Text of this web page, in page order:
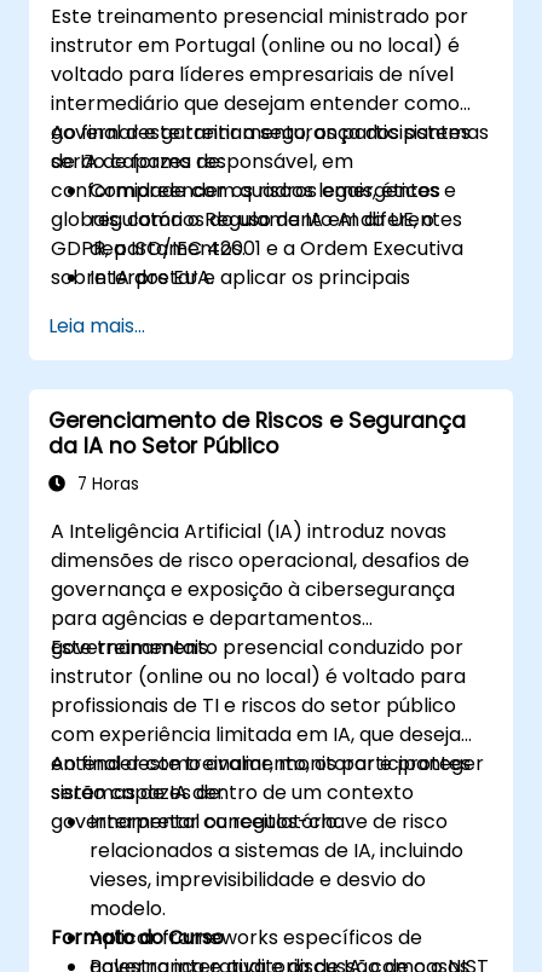
Este treinamento presencial ministrado por
instrutor em Portugal (online ou no local) é
voltado para líderes empresariais de nível
intermediário que desejam entender como
governar e garantir a segurança dos sistemas
de IA de forma responsável, em
conformidade com quadros emergentes
globais, como o Regulamento AI da UE, o
GDPR, a ISO/IEC 42001 e a Ordem Executiva
sobre IA dos EUA.
Ao final deste treinamento, os participantes
serão capazes de:
Compreender os riscos legais, éticos e
regulatórios do uso da IA em diferentes
departamentos.
Interpretar e aplicar os principais
(Regulamento AI da UE, NIST AI RMF,
ISO/IEC 42001).
Estabelecer políticas de segurança,
auditoria e supervisão para a
implantação de IA na empresa.
Desenvolver diretrizes de aquisição e uso
internos.
Leia mais...
Gerenciamento de Riscos e Segurança
da IA no Setor Público
7 Horas
A Inteligência Artificial (IA) introduz novas
dimensões de risco operacional, desafios de
governança e exposição à cibersegurança
para agências e departamentos
governamentais.
Este treinamento presencial conduzido por
instrutor (online ou no local) é voltado para
profissionais de TI e riscos do setor público
com experiência limitada em IA, que desejam
entender como avaliar, monitorar e proteger
sistemas de IA dentro de um contexto
governamental ou regulatório.
Ao final deste treinamento, os participantes
serão capazes de:
Interpretar conceitos-chave de risco
relacionados a sistemas de IA, incluindo
vieses, imprevisibilidade e desvio do
modelo.
Aplicar frameworks específicos de
governança e auditoria de IA, como o NIST
Formato do Curso
Palestra interativa e discussão de casos